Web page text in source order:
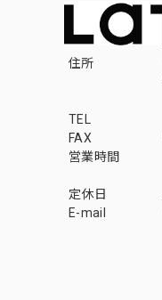
住所
TEL
FAX
営業時間
定休日
E-mail